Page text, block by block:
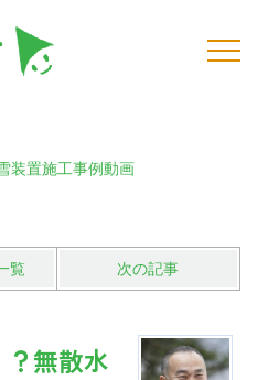
装置施工事例動画
覧 次の記事
無散水